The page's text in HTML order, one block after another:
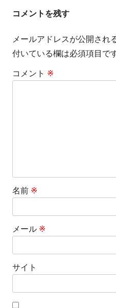
ビ
ゲ
ー
シ
コメントを残す
メールアドレスが公開され
付いている欄は必須項目で
コメント ※
名前 ※
メール ※
サイト